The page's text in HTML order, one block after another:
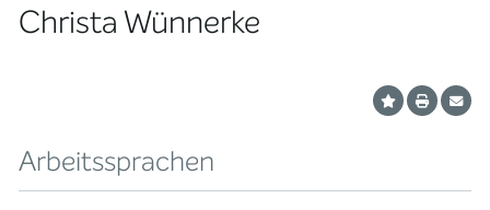
Christa Wünnerke
Arbeitssprachen